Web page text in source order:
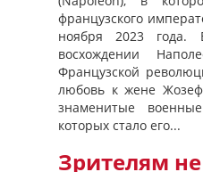
французского
ноября 2023 года.
восхождении
Французской
любовь к жене
знаменитые
которых стало его...
Зрителям